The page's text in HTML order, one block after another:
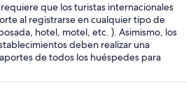
que los turistas internacionales
al registrarse en cualquier tipo de
hotel, motel, etc. ). Asimismo, los
deben realizar una
de todos los huéspedes para